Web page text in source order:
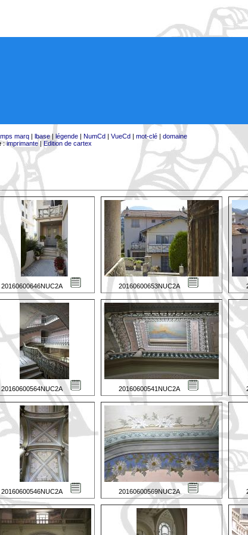
marq| lbase| légende| NumCd| VueCd| mot-clé| domaine
:imprimante|Edition de cartex
20160600646NUC2A 20160600653NUC2A
20160600564NUC2A 20160600541NUC2A
20160600546NUC2A 20160600569NUC2A